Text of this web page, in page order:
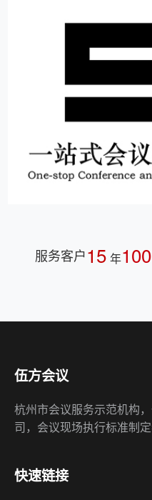
服务客户15 年
伍方会议
杭州市会议服务示范机构
司，会议现场执行标准制定
快速链接